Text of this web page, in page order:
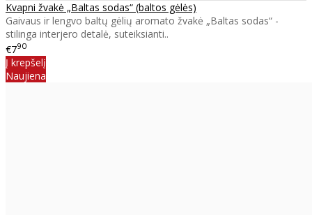
Kvapni žvakė „Baltas sodas“ (baltos gėlės)
Gaivaus ir lengvo baltų gėlių aromato žvakė „Baltas sodas“ -
stilinga interjero detalė, suteiksianti..
€790
Į krepšelį
Naujiena